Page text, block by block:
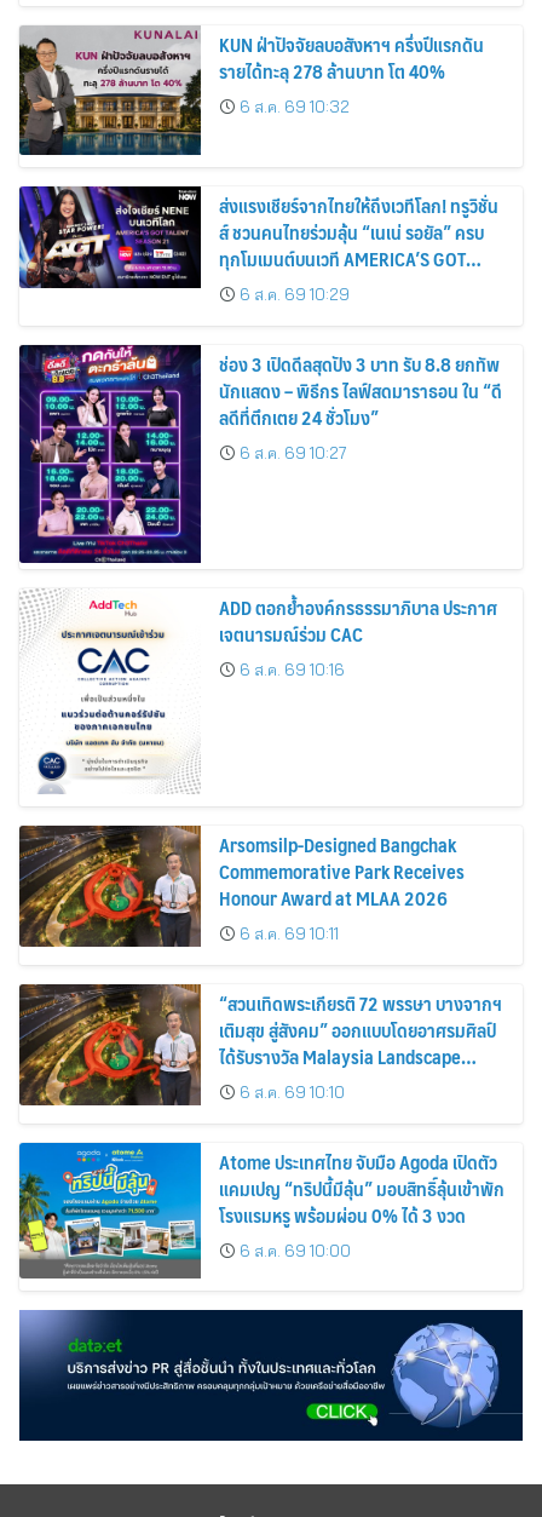
KUN ฝ่าปัจจัยลบอสังหาฯ ครึ่งปีแรกดัน
รายได้ทะลุ 278 ล้านบาท โต 40%
6 ส.ค. 69 10:32
ส่งแรงเชียร์จากไทยให้ถึงเวทีโลก! ทรูวิชั่น
ส์ ชวนคนไทยร่วมลุ้น “เนเน่ รอยัล” ครบ
ทุกโมเมนต์บนเวที AMERICA’S GOT
TALENT SEASON 21
6 ส.ค. 69 10:29
ช่อง 3 เปิดดีลสุดปัง 3 บาท รับ 8.8 ยกทัพ
นักแสดง – พิธีกร ไลฟ์สดมาราธอน ใน “ดี
ลดีที่ตึกเตย 24 ชั่วโมง”
6 ส.ค. 69 10:27
ADD ตอกย้ำองค์กรธรรมาภิบาล ประกาศ
เจตนารมณ์ร่วม CAC
6 ส.ค. 69 10:16
Arsomsilp-Designed Bangchak
Commemorative Park Receives
Honour Award at MLAA 2026
6 ส.ค. 69 10:11
“สวนเทิดพระเกียรติ 72 พรรษา บางจากฯ
เติมสุข สู่สังคม” ออกแบบโดยอาศรมศิลป์
ได้รับรางวัล Malaysia Landscape
Architecture Award 2026
6 ส.ค. 69 10:10
Atome ประเทศไทย จับมือ Agoda เปิดตัว
แคมเปญ “ทริปนี้มีลุ้น” มอบสิทธิ์ลุ้นเข้าพัก
โรงแรมหรู พร้อมผ่อน 0% ได้ 3 งวด
6 ส.ค. 69 10:00